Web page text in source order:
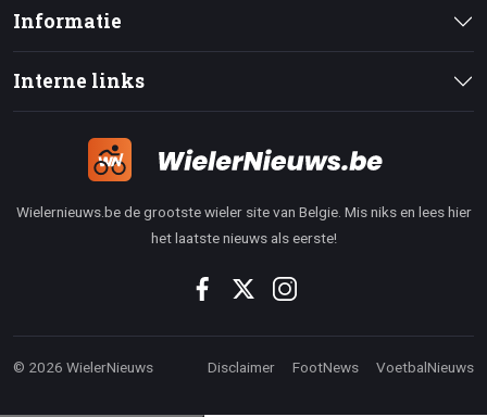
Informatie
Interne links
Wielernieuws.be de grootste wieler site van Belgie. Mis niks en lees hier
het laatste nieuws als eerste!
© 2026 WielerNieuws Disclaimer FootNews VoetbalNieuws